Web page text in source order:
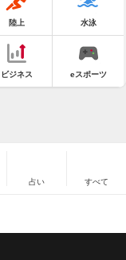
陸上 水泳
ビジネス eスポーツ
占い すべて